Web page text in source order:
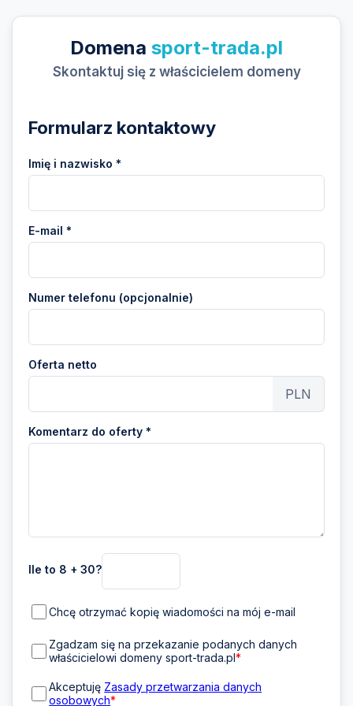
Domena sport-trada.pl
Skontaktuj się z właścicielem domeny
Formularz kontaktowy
Imię i nazwisko *
E-mail *
Numer telefonu (opcjonalnie)
Oferta netto
PLN
Komentarz do oferty *
Ile to 8 + 30?
Chcę otrzymać kopię wiadomości na mój e-mail
Zgadzam się na przekazanie podanych danych
właścicielowi domeny sport-trada.pl*
Akceptuję Zasady przetwarzania danych
osobowych*